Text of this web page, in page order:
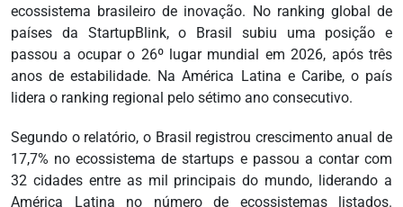
ecossistema brasileiro de inovação. No ranking global de
países da StartupBlink, o Brasil subiu uma posição e
passou a ocupar o 26º lugar mundial em 2026, após três
anos de estabilidade. Na América Latina e Caribe, o país
lidera o ranking regional pelo sétimo ano consecutivo.
Segundo o relatório, o Brasil registrou crescimento anual de
17,7% no ecossistema de startups e passou a contar com
32 cidades entre as mil principais do mundo, liderando a
América Latina no número de ecossistemas listados.